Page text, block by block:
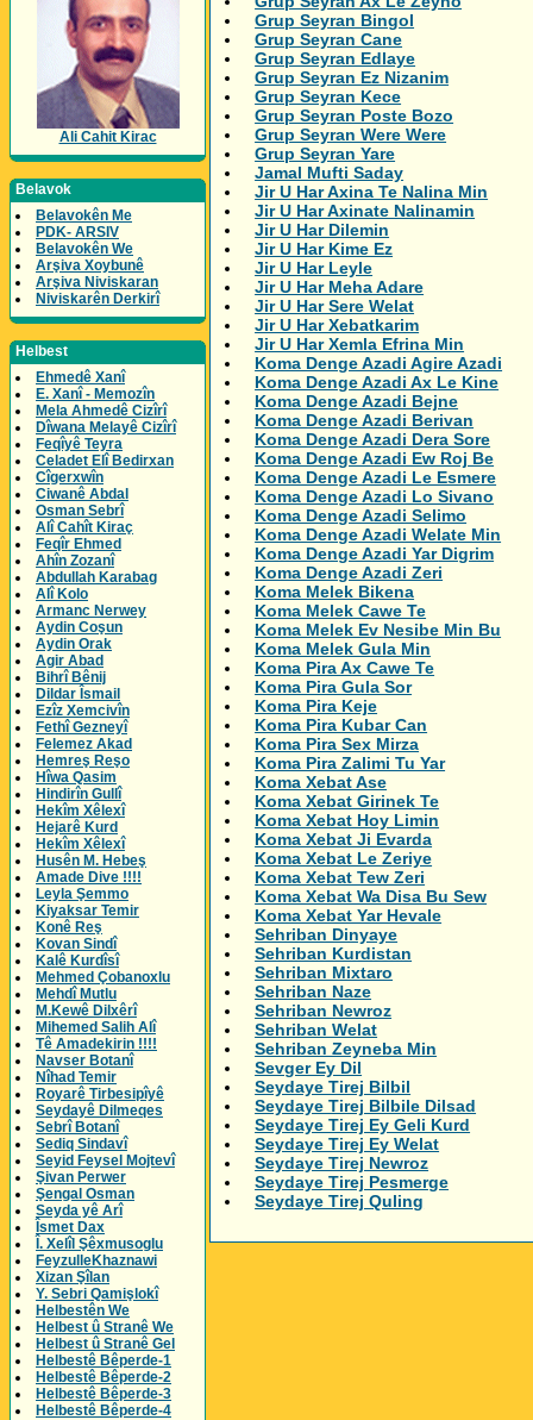
Ali Cahit Kirac
Belavok
Belavokên Me
PDK- ARSIV
Belavokên We
Arşiva Xoybunê
Arşiva Niviskaran
Niviskarên Derkirî
Helbest
Ehmedê Xanî
E. Xanî - Memozîn
Mela Ahmedê Cizîrî
Dîwana Melayê Cizîrî
Feqîyê Teyra
Celadet Elî Bedirxan
Cîgerxwîn
Ciwanê Abdal
Osman Sebrî
Alî Cahît Kiraç
Feqîr Ehmed
Ahîn Zozanî
Abdullah Karabag
Alî Kolo
Armanc Nerwey
Aydin Coşun
Aydin Orak
Agir Abad
Bihrî Bênij
Dildar Îsmail
Ezîz Xemcivîn
Fethî Gezneyî
Felemez Akad
Hemreş Reşo
Hîwa Qasim
Hindirîn Gullî
Hekîm Xêlexî
Hejarê Kurd
Hekîm Xêlexî
Husên M. Hebeş
Amade Dive !!!!
Leyla Şemmo
Kiyaksar Temir
Konê Reş
Kovan Sindî
Kalê Kurdîsî
Mehmed Çobanoxlu
Mehdî Mutlu
M.Kewê Dilxêrî
Mihemed Salih Alî
Tê Amadekirin !!!!
Navser Botanî
Nîhad Temir
Royarê Tirbesipîyê
Seydayê Dilmeqes
Sebrî Botanî
Sediq Sindavî
Seyid Feysel Mojtevî
Şivan Perwer
Şengal Osman
Seyda yê Arî
Îsmet Dax
Î. Xelîl Şêxmusoglu
FeyzulleKhaznawi
Xizan Şîlan
Y. Sebri Qamişlokî
Helbestên We
Helbest û Stranê We
Helbest û Stranê Gel
Helbestê Bêperde-1
Helbestê Bêperde-2
Helbestê Bêperde-3
Helbestê Bêperde-4
Grup Seyran Bingol
Grup Seyran Cane
Grup Seyran Edlaye
Grup Seyran Ez Nizanim
Grup Seyran Kece
Grup Seyran Poste Bozo
Grup Seyran Were Were
Grup Seyran Yare
Jamal Mufti Saday
Jir U Har Axina Te Nalina Min
Jir U Har Axinate Nalinamin
Jir U Har Dilemin
Jir U Har Kime Ez
Jir U Har Leyle
Jir U Har Meha Adare
Jir U Har Sere Welat
Jir U Har Xebatkarim
Jir U Har Xemla Efrina Min
Koma Denge Azadi Agire Azadi
Koma Denge Azadi Ax Le Kine
Koma Denge Azadi Bejne
Koma Denge Azadi Berivan
Koma Denge Azadi Dera Sore
Koma Denge Azadi Ew Roj Be
Koma Denge Azadi Le Esmere
Koma Denge Azadi Lo Sivano
Koma Denge Azadi Selimo
Koma Denge Azadi Welate Min
Koma Denge Azadi Yar Digrim
Koma Denge Azadi Zeri
Koma Melek Bikena
Koma Melek Cawe Te
Koma Melek Ev Nesibe Min Bu
Koma Melek Gula Min
Koma Pira Ax Cawe Te
Koma Pira Gula Sor
Koma Pira Keje
Koma Pira Kubar Can
Koma Pira Sex Mirza
Koma Pira Zalimi Tu Yar
Koma Xebat Ase
Koma Xebat Girinek Te
Koma Xebat Hoy Limin
Koma Xebat Ji Evarda
Koma Xebat Le Zeriye
Koma Xebat Tew Zeri
Koma Xebat Wa Disa Bu Sew
Koma Xebat Yar Hevale
Sehriban Dinyaye
Sehriban Kurdistan
Sehriban Mixtaro
Sehriban Naze
Sehriban Newroz
Sehriban Welat
Sehriban Zeyneba Min
Sevger Ey Dil
Seydaye Tirej Bilbil
Seydaye Tirej Bilbile Dilsad
Seydaye Tirej Ey Geli Kurd
Seydaye Tirej Ey Welat
Seydaye Tirej Newroz
Seydaye Tirej Pesmerge
Seydaye Tirej Quling